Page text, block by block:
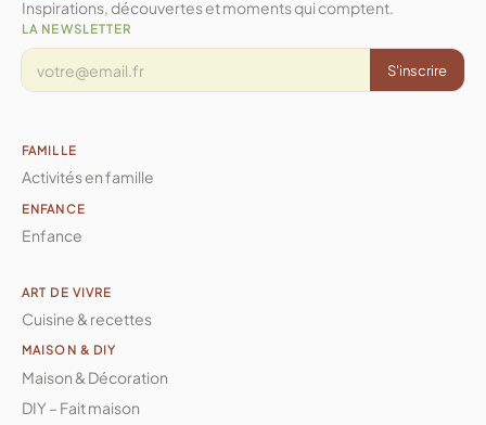
Inspirations, découvertes et moments qui comptent.
LA NEWSLETTER
S'inscrire
FAMILLE
Activités en famille
ENFANCE
Enfance
ART DE VIVRE
Cuisine & recettes
MAISON & DIY
Maison & Décoration
DIY – Fait maison